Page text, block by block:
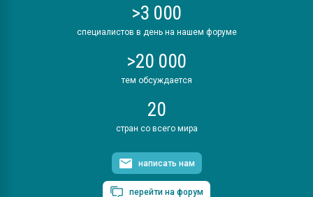
>3 000
специалистов в день на нашем форуме
>20 000
тем обсуждается
20
стран со всего мира
написать нам
перейти на форум